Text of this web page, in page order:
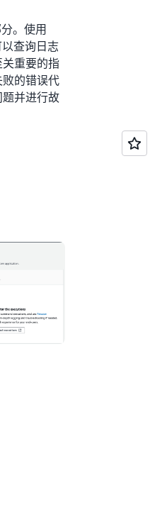
。使用
查询日志
重要的指
的错误代
并进行故